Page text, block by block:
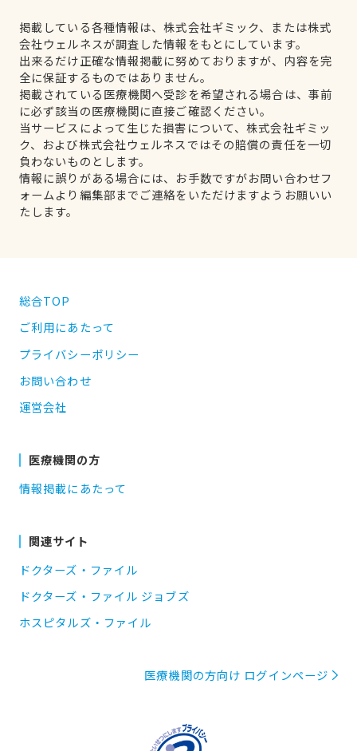
掲載している各種情報は、株式会社ギミック、または株式
会社ウェルネスが調査した情報をもとにしています。
出来るだけ正確な情報掲載に努めておりますが、内容を完
全に保証するものではありません。
掲載されている医療機関へ受診を希望される場合は、事前
に必ず該当の医療機関に直接ご確認ください。
当サービスによって生じた損害について、株式会社ギミッ
ク、および株式会社ウェルネスではその賠償の責任を一切
負わないものとします。
情報に誤りがある場合には、お手数ですがお問い合わせフ
ォームより編集部までご連絡をいただけますようお願いい
たします。
総合TOP
ご利用にあたって
プライバシーポリシー
お問い合わせ
運営会社
医療機関の方
情報掲載にあたって
関連サイト
ドクターズ・ファイル
ドクターズ・ファイル ジョブズ
ホスピタルズ・ファイル
医療機関の方向け ログインページ